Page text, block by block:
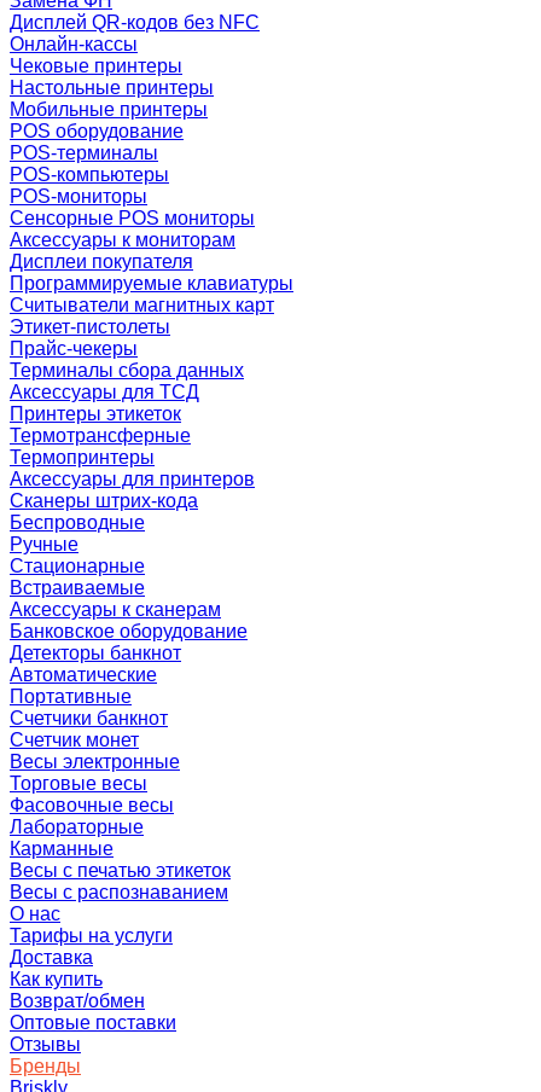
Дисплей QR-кодов без NFC
Онлайн-кассы
Чековые принтеры
Настольные принтеры
Мобильные принтеры
POS оборудование
POS-терминалы
POS-компьютеры
POS-мониторы
Сенсорные POS мониторы
Аксессуары к мониторам
Дисплеи покупателя
Программируемые клавиатуры
Считыватели магнитных карт
Этикет-пистолеты
Прайс-чекеры
Терминалы сбора данных
Аксессуары для ТСД
Принтеры этикеток
Термотрансферные
Термопринтеры
Аксессуары для принтеров
Сканеры штрих-кода
Беспроводные
Ручные
Стационарные
Встраиваемые
Аксессуары к сканерам
Банковское оборудование
Детекторы банкнот
Автоматические
Портативные
Счетчики банкнот
Счетчик монет
Весы электронные
Торговые весы
Фасовочные весы
Лабораторные
Карманные
Весы с печатью этикеток
Весы с распознаванием
О нас
Тарифы на услуги
Доставка
Как купить
Возврат/обмен
Оптовые поставки
Отзывы
Бренды
Briskly